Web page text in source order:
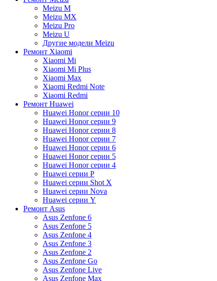
Meizu M
Meizu MX
Meizu Pro
Meizu U
Другие модели Meizu
Ремонт Xiaomi
Xiaomi Mi
Xiaomi Mi Plus
Xiaomi Max
Xiaomi Redmi Note
Xiaomi Redmi
Ремонт Huawei
Huawei Honor серии 10
Huawei Honor серии 9
Huawei Honor серии 8
Huawei Honor серии 7
Huawei Honor серии 6
Huawei Honor серии 5
Huawei Honor серии 4
Huawei серии P
Huawei серии Shot X
Huawei серии Nova
Huawei серии Y
Ремонт Asus
Asus Zenfone 6
Asus Zenfone 5
Asus Zenfone 4
Asus Zenfone 3
Asus Zenfone 2
Asus Zenfone Go
Asus Zenfone Live
Asus Zenfone Max